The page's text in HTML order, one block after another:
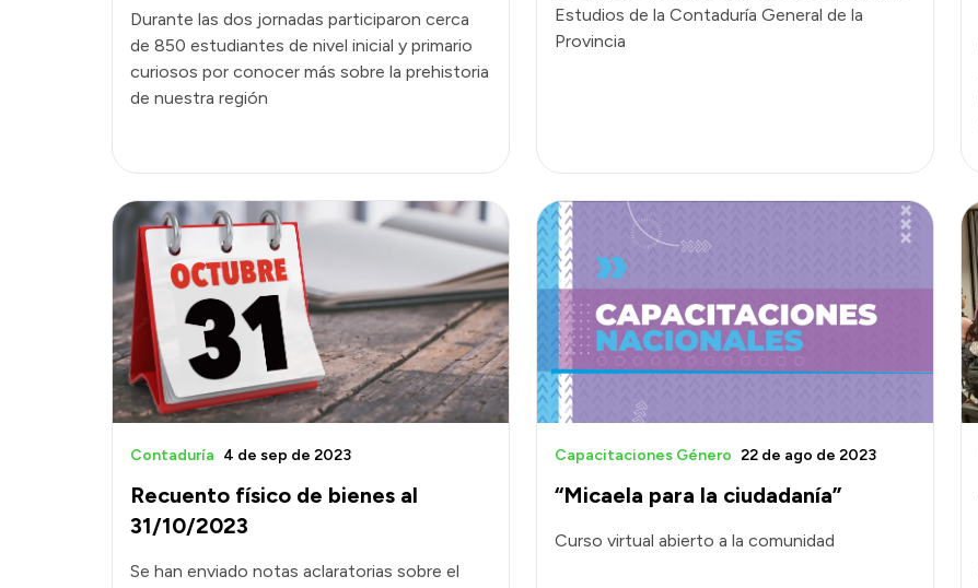
Durante las dos jornadas participaron cerca
de 850 estudiantes de nivel inicial y primario
curiosos por conocer más sobre la prehistoria
de nuestra región
Estudios de la Contaduría General de la
Provincia
Recuento físico de bienes al
31/10/2023
Contaduría 4 de sep de 2023
Se han enviado notas aclaratorias sobre el
“Micaela para la ciudadanía”
Capacitaciones Género 22 de ago de 2023
Curso virtual abierto a la comunidad